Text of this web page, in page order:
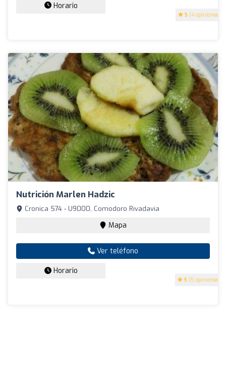
5 (4 opiniones)
Horario
Nutrición Marlen Hadzic
5 (5 opiniones)
Cronica 574 - U9000, Comodoro Rivadavia
Mapa
Ver teléfono
Horario